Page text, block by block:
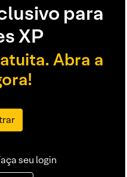
para
XP
Abra a
seu login